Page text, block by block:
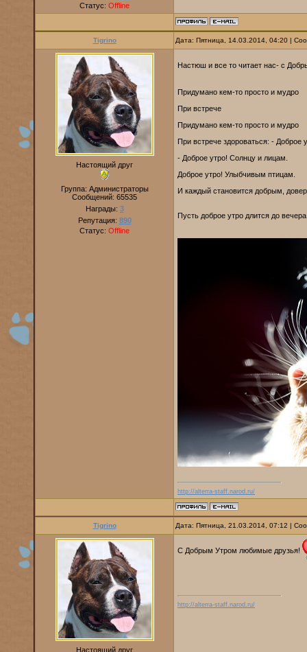
Статус: Offline
Tigrino Дата: Пятница, 14.03.2014, 04:20 |
Настоящий друг
Группа: Администраторы
Сообщений: 65535
Награды: 3
Репутация: 890
Статус: Offline
Настюш и все то читает нас- с
Придумано кем-то просто и мудро
При встрече
Придумано кем-то просто и мудро
При встрече здороваться: - Доброе
- Доброе утро! Солнцу и лицам.
Доброе утро! Улыбчивым птицам.
И каждый становится добрым,
Пусть доброе утро длится до
http://alterra-staff.narod.ru/
Tigrino Дата: Пятница, 21.03.2014, 07:12 |
Настоящий друг
С Добрым Утром любимые друзья!
http://alterra-staff.narod.ru/